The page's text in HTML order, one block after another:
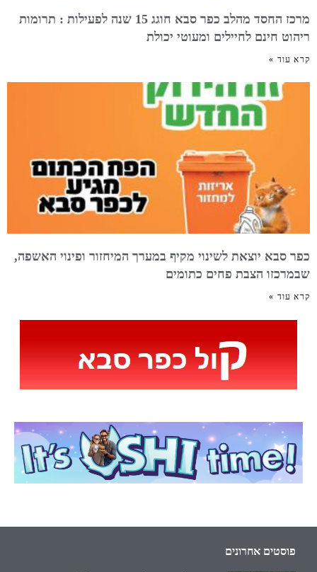
מרכז החסד מהלב כפר סבא חוגג 15 שנה לפעילות : תרומות
ריהוט חינם לחיילים ומעוטי יכולת
קרא עוד »
כפר סבא יוצאת לשינוי מקיף במערך המיחזור ופינוי האשפה,
שבמרכזו הצבת פחים כתומים
קרא עוד »
פוסטים אחרונים